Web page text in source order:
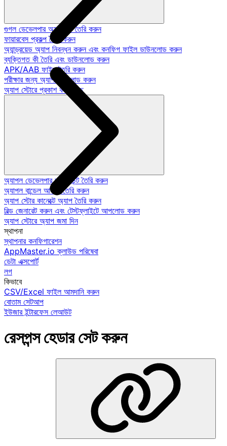
গুগল ডেভেলপার অ্যাকাউন্ট তৈরি করুন
ফায়ারবেস প্রকল্প তৈরি করুন
অ্যান্ড্রয়েড অ্যাপ নিবন্ধন করুন এবং কনফিগ ফাইল ডাউনলোড করুন
ব্যক্তিগত কী তৈরি এবং ডাউনলোড করুন
APK/AAB ফাইল তৈরি করুন
পরীক্ষার জন্য অ্যাপ আপলোড করুন
অ্যাপ স্টোরে প্রকাশ করা হচ্ছে
অ্যাপল ডেভেলপার অ্যাকাউন্ট তৈরি করুন
অ্যাপল বান্ডেল আইডি তৈরি করুন
অ্যাপ স্টোর কানেক্টে অ্যাপ তৈরি করুন
বিল্ড জেনারেট করুন এবং টেস্টফ্লাইটে আপলোড করুন
অ্যাপ স্টোরে অ্যাপ জমা দিন
স্থাপনা
স্থাপনার কনফিগারেশন
AppMaster.io ক্লাউড পরিষেবা
ডেটা এক্সপোর্ট
লগ
কিভাবে
CSV/Excel ফাইল আমদানি করুন
বোতাম সেটআপ
ইউজার ইন্টারফেস লেআউট
রেসপন্স হেডার সেট করুন